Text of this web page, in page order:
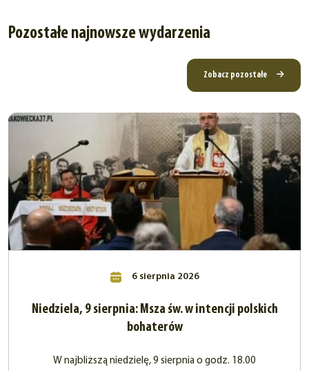
Pozostałe najnowsze wydarzenia
Zobacz pozostałe
6 sierpnia 2026
Niedziela, 9 sierpnia: Msza św. w intencji polskich
bohaterów
W najbliższą niedzielę, 9 sierpnia o godz. 18.00